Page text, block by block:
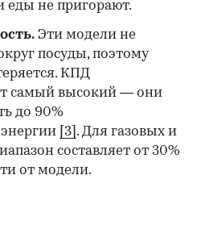
еды не пригорают.
Эти модели не
посуды, поэтому
КПД
самый высокий — они
до 90%
[3] . Для газовых и
составляет от 30%
от модели.